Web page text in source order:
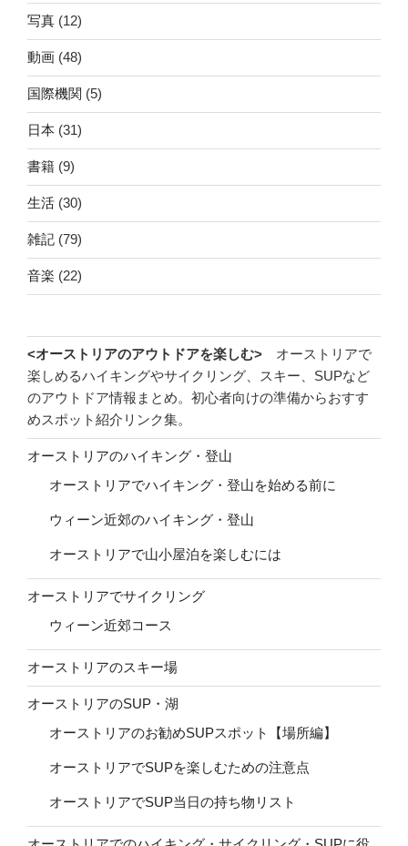
写真 (12)
動画 (48)
国際機関 (5)
日本 (31)
書籍 (9)
生活 (30)
雑記 (79)
音楽 (22)
<オーストリアのアウトドアを楽しむ> オーストリアで
楽しめるハイキングやサイクリング、スキー、SUPなど
のアウトドア情報まとめ。初心者向けの準備からおすす
めスポット紹介リンク集。
オーストリアのハイキング・登山
オーストリアでハイキング・登山を始める前に
ウィーン近郊のハイキング・登山
オーストリアで山小屋泊を楽しむには
オーストリアでサイクリング
ウィーン近郊コース
オーストリアのスキー場
オーストリアのSUP・湖
オーストリアのお勧めSUPスポット【場所編】
オーストリアでSUPを楽しむための注意点
オーストリアでSUP当日の持ち物リスト